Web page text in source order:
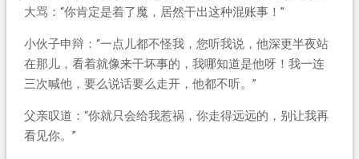
大骂：“你肯定是着了魔，居然干出这种混账事！”
小伙子申辩：“一点儿都不怪我，您听我说，他深更半夜站
在那儿，看着就像来干坏事的，我哪知道是他呀！我一连
三次喊他，要么说话要么走开，他都不听。”
父亲叹道：“你就只会给我惹祸，你走得远远的，别让我再
看见你。”